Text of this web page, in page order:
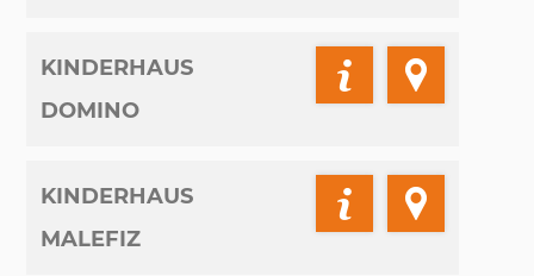
KINDERHAUS
DOMINO
KINDERHAUS
MALEFIZ